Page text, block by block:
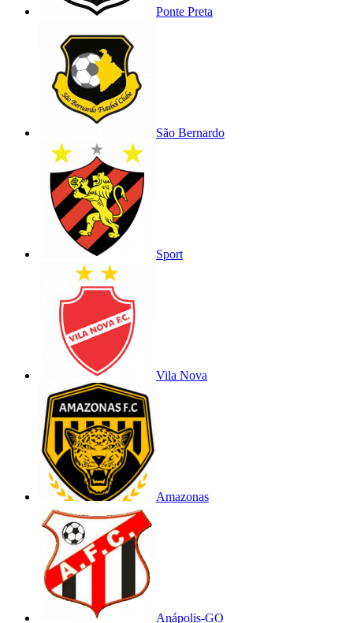
Ponte Preta
São Bernardo
Sport
Vila Nova
Amazonas
Anápolis-GO